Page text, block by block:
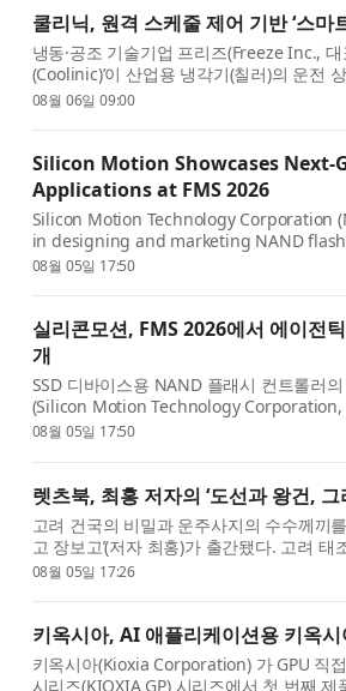
쿨리닉, 원격 스케줄 제어 기반 ‘스
냉동·공조 기술기업 프리즈(Freeze Inc.,
(Coolinic)’이 산업용 냉각기(칠러)의 운전
로 자동 운전할 수 있는 ‘스마트 냉각기’를
08월 06일 09:00
Silicon Motion Showcases
Applications at FMS 2026
Silicon Motion Technology Corporation
in designing and marketing NAND
announced it will showcase its latest
08월 05일 17:50
실리콘모션, FMS 2026에서 에이전
개
SSD 디바이스용 NAND 플래시 컨트롤러
(Silicon Motion Technology Corporation,
산타클라라에서 개최된 FMS(Future of
08월 05일 17:50
렛츠북, 최홍 저자의 ‘도선과 왕건, 그
고려 건국의 비밀과 운주사지의 수수께끼
고 장보고’(저자 최홍)가 출간됐다. 고려
았을까? 도선국사는 왜 왕건의 아버지 왕
08월 05일 17:26
키옥시아, AI 애플리케이션용 키옥
키옥시아(Kioxia Corporation) 가 GPU 직
시리즈(KIOXIA GP) 시리즈에서 첫 번째